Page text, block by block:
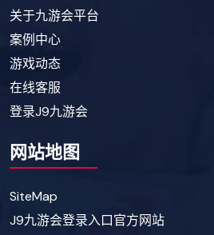
关于九游会平台
案例中心
游戏动态
在线客服
登录J9九游会
网站地图
SiteMap
J9九游会登录入口官方网站